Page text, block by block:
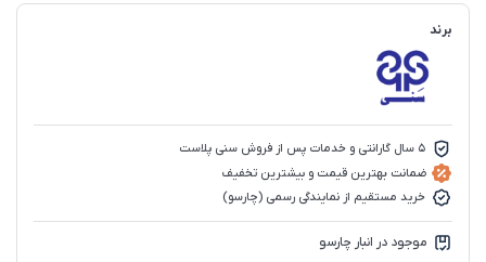
برند
5 سال گارانتی و خدمات پس از فروش سنی پلاست
ضمانت بهترین قیمت و بیشترین تخفیف
خرید مستقیم از نمایندگی رسمی (چارسو)
موجود در انبار چارسو